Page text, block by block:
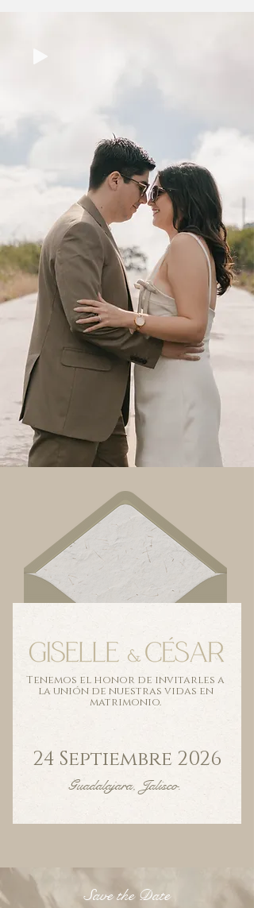
Tenemos el honor de invitarles a
la unión de nuestras vidas en
matrimonio.
24 Septiembre 2026
Guadalajara, Jalisco.
Save the Date